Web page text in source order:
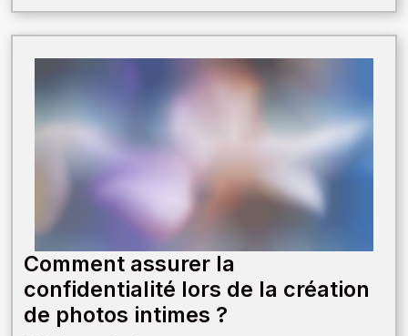
Comment assurer la
confidentialité lors de la création
de photos intimes ?